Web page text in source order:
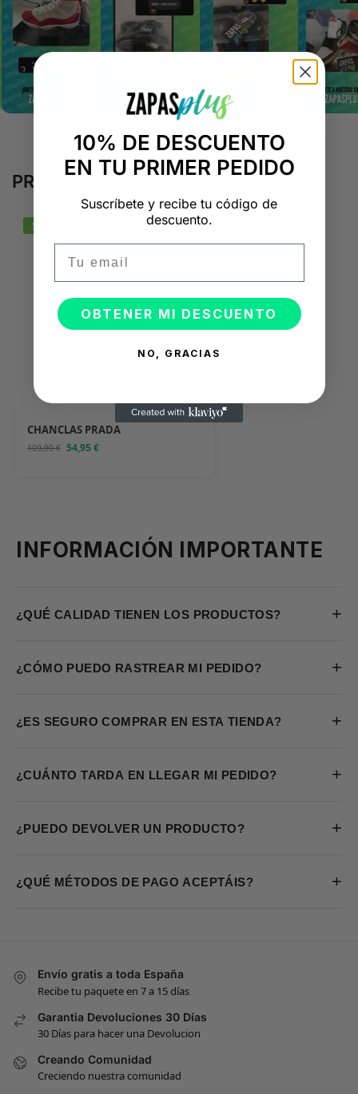
PRODUCTOS RELACIONADOS
-50%
CHANCLAS PRADA
109,90€ 54,95€
INFORMACIÓN IMPORTANTE
¿QUÉ CALIDAD TIENEN LOS PRODUCTOS? +
¿CÓMO PUEDO RASTREAR MI PEDIDO? +
¿ES SEGURO COMPRAR EN ESTA TIENDA? +
¿CUÁNTO TARDA EN LLEGAR MI PEDIDO? +
¿PUEDO DEVOLVER UN PRODUCTO? +
¿QUÉ MÉTODOS DE PAGO ACEPTÁIS? +
Envío gratis a toda España
Recibe tu paquete en 7 a 15 días
Garantia Devoluciones 30 Días
30 Días para hacer una Devolucion
Creando Comunidad
Creciendo nuestra comunidad
10% DE DESCUENTO
EN TU PRIMER PEDIDO
Suscríbete y recibe tu código de
descuento.
OBTENER MI DESCUENTO
NO, GRACIAS